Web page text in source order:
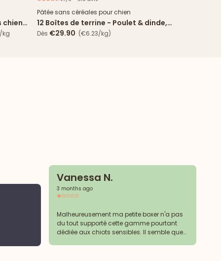
chien
kg
Pâtée sans céréales pour chien
12 Boîtes de terrine - Poulet & dinde,
carotte, épinard
Dès €29.90 (€6.23/kg)
Vanessa N.
3 months ago
Malheureusement ma petite boxer n'a pas
du tout supporté cette gamme pourtant
dédiée aux chiots sensibles. Il semble que